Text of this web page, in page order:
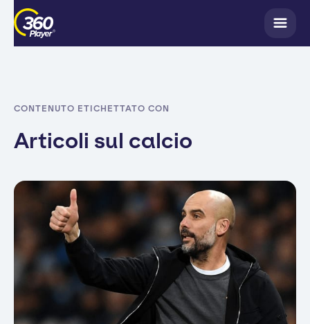
CONTENUTO ETICHETTATO CON
Articoli sul calcio